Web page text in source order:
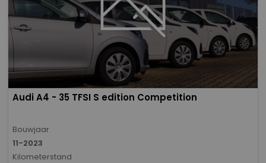
Audi A4 - 35 TFSI S edition Competition
Bouwjaar
11-2023
Kilometerstand